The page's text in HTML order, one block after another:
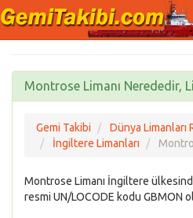
Montrose Limanı Nerededir,
Gemi Takibi
Dünya Limanları
İngiltere Limanları
Montrose Limanı İngiltere
resmi UN/LOCODE kodu GBMON